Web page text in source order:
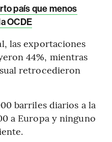
país que menos
OCDE
las exportaciones
44%, mientras
retrocedieron
barriles diarios a la
a Europa y ninguno